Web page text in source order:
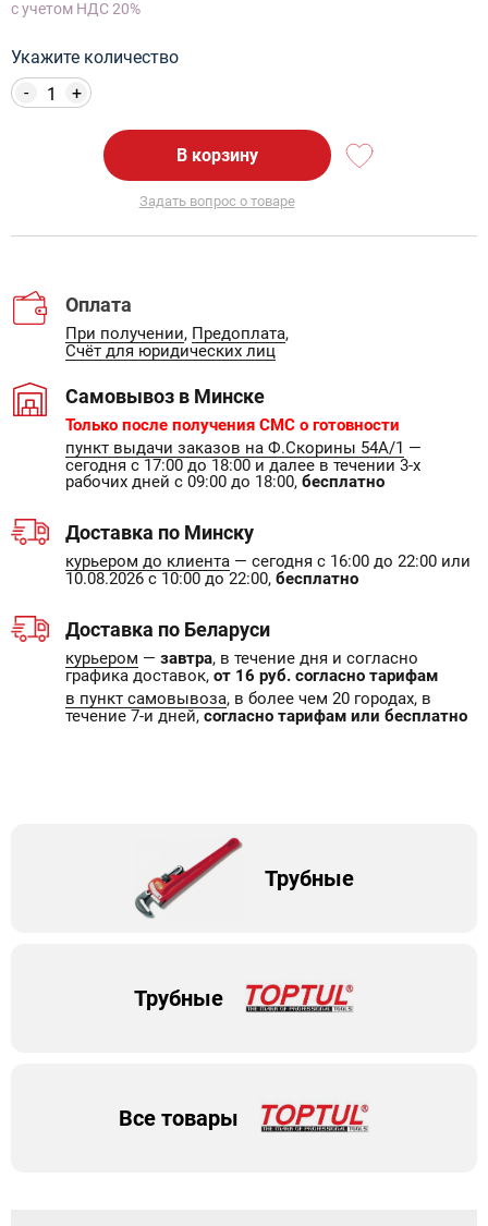
с учетом НДС 20%
Укажите количество
+
-
В корзину
Задать вопрос о товаре
Оплата
При получении, Предоплата,
Счёт для юридических лиц
Самовывоз в Минске
Только после получения СМС о готовности
пункт выдачи заказов на Ф.Скорины 54А/1 —
сегодня с 17:00 до 18:00 и далее в течении 3-х
рабочих дней с 09:00 до 18:00, бесплатно
Доставка по Минску
курьером до клиента — сегодня с 16:00 до 22:00 или
10.08.2026 с 10:00 до 22:00, бесплатно
Доставка по Беларуси
курьером — завтра, в течение дня и согласно
графика доставок, от 16 руб. согласно тарифам
в пункт самовывоза, в более чем 20 городах, в
течение 7-и дней, согласно тарифам или бесплатно
Трубные
Трубные
Все товары